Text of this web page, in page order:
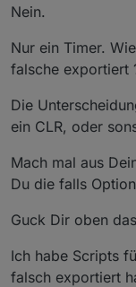
werden?
Kann ich
Nein.
Nur ein Timer.
falsche exportiert
Die
ein CLR, oder
Mach mal aus
Du die falls
Guck Dir oben
Ich habe Scripts
falsch exportiert